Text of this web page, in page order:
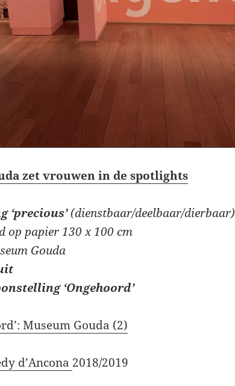
zet vrouwen in de spotlights
‘precious’(dienstbaar/deelbaar/dierbaar)
op papier 130 x 100 cm
Gouda
‘Ongehoord’
Museum Gouda (2)
d’Ancona 2018/2019